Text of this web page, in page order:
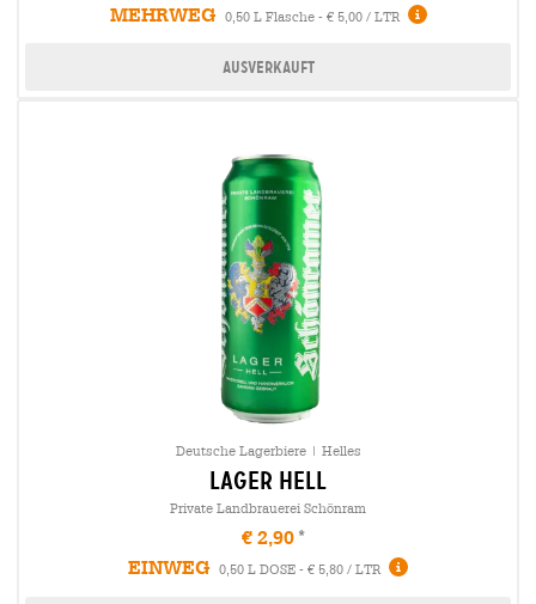
MEHRWEG
0,50 L Flasche - € 5,00 / LTR
Ausverkauft
Deutsche Lagerbiere | Helles
lager hell
Private Landbrauerei Schönram
€ 2,90
EINWEG
0,50 L DOSE - € 5,80 / LTR